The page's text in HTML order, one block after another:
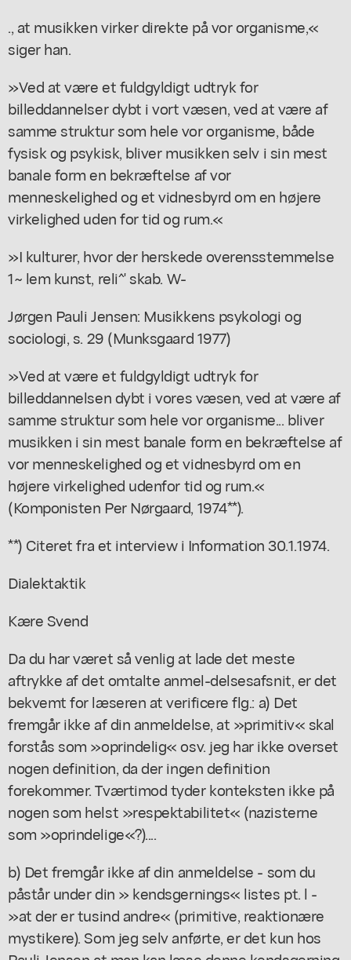
., at musikken virker direkte på vor organisme,«
siger han.
»Ved at være et fuldgyldigt udtryk for
billeddannelser dybt i vort væsen, ved at være af
samme struktur som hele vor organisme, både
fysisk og psykisk, bliver musikken selv i sin mest
banale form en bekræftelse af vor
menneskelighed og et vidnesbyrd om en højere
virkelighed uden for tid og rum.«
»I kulturer, hvor der herskede overensstemmelse
1~ lem kunst, reli^' skab. W-
Jørgen Pauli Jensen: Musikkens psykologi og
sociologi, s. 29 (Munksgaard 1977)
»Ved at være et fuldgyldigt udtryk for
billeddannelsen dybt i vores væsen, ved at være af
samme struktur som hele vor organisme... bliver
musikken i sin mest banale form en bekræftelse af
vor menneskelighed og et vidnesbyrd om en
højere virkelighed udenfor tid og rum.«
(Komponisten Per Nørgaard, 1974**).
**) Citeret fra et interview i Information 30.1.1974.
Dialektaktik
Kære Svend
Da du har været så venlig at lade det meste
aftrykke af det omtalte anmel-delsesafsnit, er det
bekvemt for læseren at verificere flg.: a) Det
fremgår ikke af din anmeldelse, at »primitiv« skal
forstås som »oprindelig« osv. jeg har ikke overset
nogen definition, da der ingen definition
forekommer. Tværtimod tyder konteksten ikke på
nogen som helst »respektabilitet« (nazisterne
som »oprindelige«?)....
b) Det fremgår ikke af din anmeldelse - som du
påstår under din » kendsgernings« listes pt. l -
»at der er tusind andre« (primitive, reaktionære
mystikere). Som jeg selv anførte, er det kun hos